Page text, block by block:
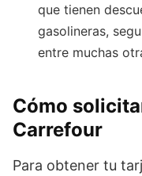
que tienen
gasolineras,
entre muchas
Cómo
Carrefour
Para obtener tu